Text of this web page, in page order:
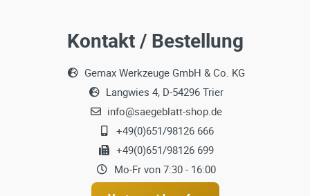
Kontakt / Bestellung
Gemax Werkzeuge GmbH & Co. KG
Langwies 4, D-54296 Trier
info@saegeblatt-shop.de
+49(0)651/98126 666
+49(0)651/98126 699
Mo-Fr von 7:30 - 16:00